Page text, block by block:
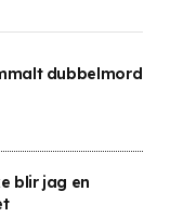
dubbelmord
blir jag en